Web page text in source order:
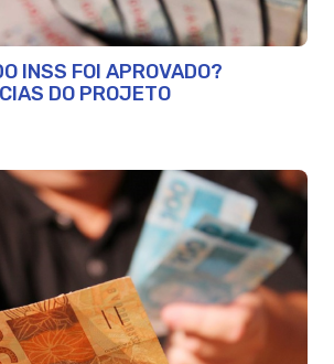
INSS FOI APROVADO?
DO PROJETO